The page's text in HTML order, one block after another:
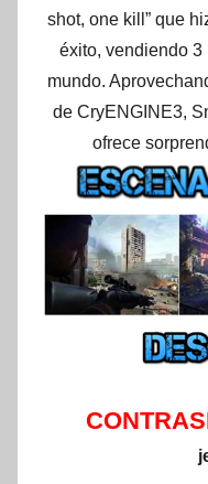
shot, one kill” que
éxito, vendiendo 3
mundo.
de CryENGINE3,
ofrece